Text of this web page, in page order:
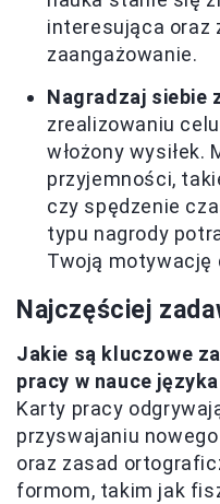
interesująca oraz
zaangażowanie.
Nagradzaj siebie
zrealizowaniu
włożony wysiłek.
przyjemności,
czy spędzenie
typu nagrody
Twoją motywację
Najczęściej
Jakie są kluczowe
pracy w nauce
Karty pracy
przyswajaniu
oraz zasad
formom, takim jak